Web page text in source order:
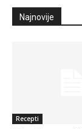
Najnovije
Recepti